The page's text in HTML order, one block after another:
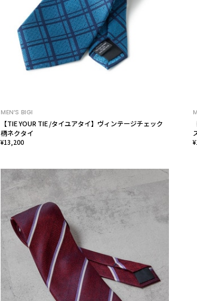
MEN’S BIGI
【TIE YOUR TIE /タイユアタイ】ヴィンテージチェック
柄ネクタイ
¥13,200